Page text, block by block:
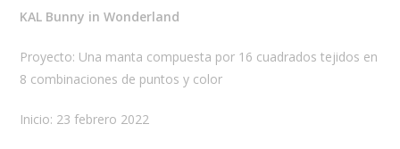
KAL Bunny in Wonderland
Proyecto: Una manta compuesta por 16 cuadrados tejidos en
8 combinaciones de puntos y color
Inicio: 23 febrero 2022